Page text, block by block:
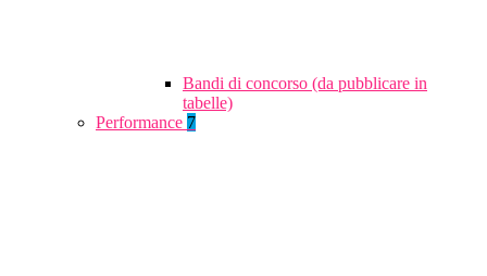
Bandi di concorso (da pubblicare in
tabelle)
Performance 7